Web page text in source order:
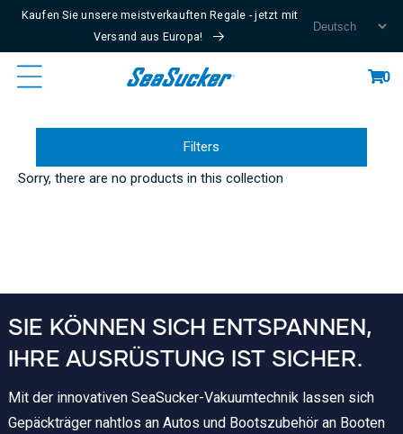
Content
Kaufen Sie unsere meistverkauften Regale - jetzt mit
Versand aus Europa!
Cart0
Filters
Sorry, there are no products in this collection
SIE KÖNNEN SICH ENTSPANNEN,
IHRE AUSRÜSTUNG IST SICHER.
Mit der innovativen SeaSucker-Vakuumtechnik lassen sich
Gepäckträger nahtlos an Autos und Bootszubehör an Booten